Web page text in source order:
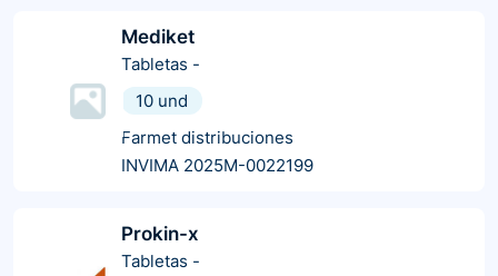
Mediket
Tabletas -
10 und
Farmet distribuciones
INVIMA 2025M-0022199
Prokin-x
Tabletas -